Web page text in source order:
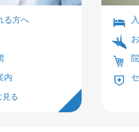
る方へ
内
る